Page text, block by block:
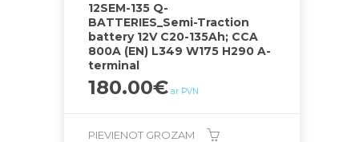
12SEM-135 Q-
BATTERIES_Semi-Traction
battery 12V C20-135Ah; CCA
800A (EN) L349 W175 H290 A-
terminal
180.00€ ar PVN
PIEVIENOT GROZAM